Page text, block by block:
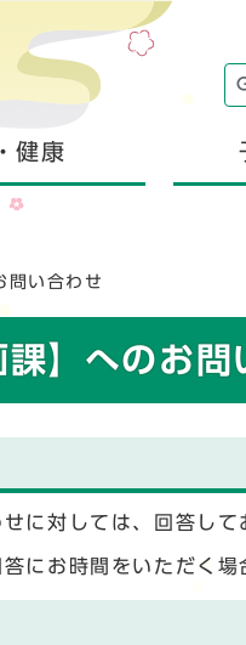
健康
問い合わせ
課】へのお問
に対しては、回答して
にお時間をいただく場